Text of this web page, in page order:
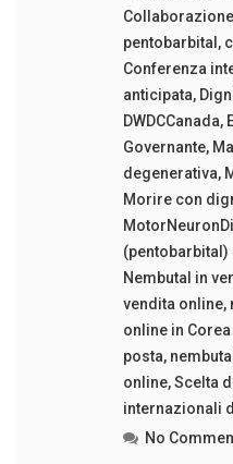
Collaborazione
pentobarbital ,
Conferenza
anticipata,
DWDCCanada,
Governante,
degenerativa,
Morire con
Nembutal in
vendita online,
online in Corea
posta,
online,Scelta
internazionali
No